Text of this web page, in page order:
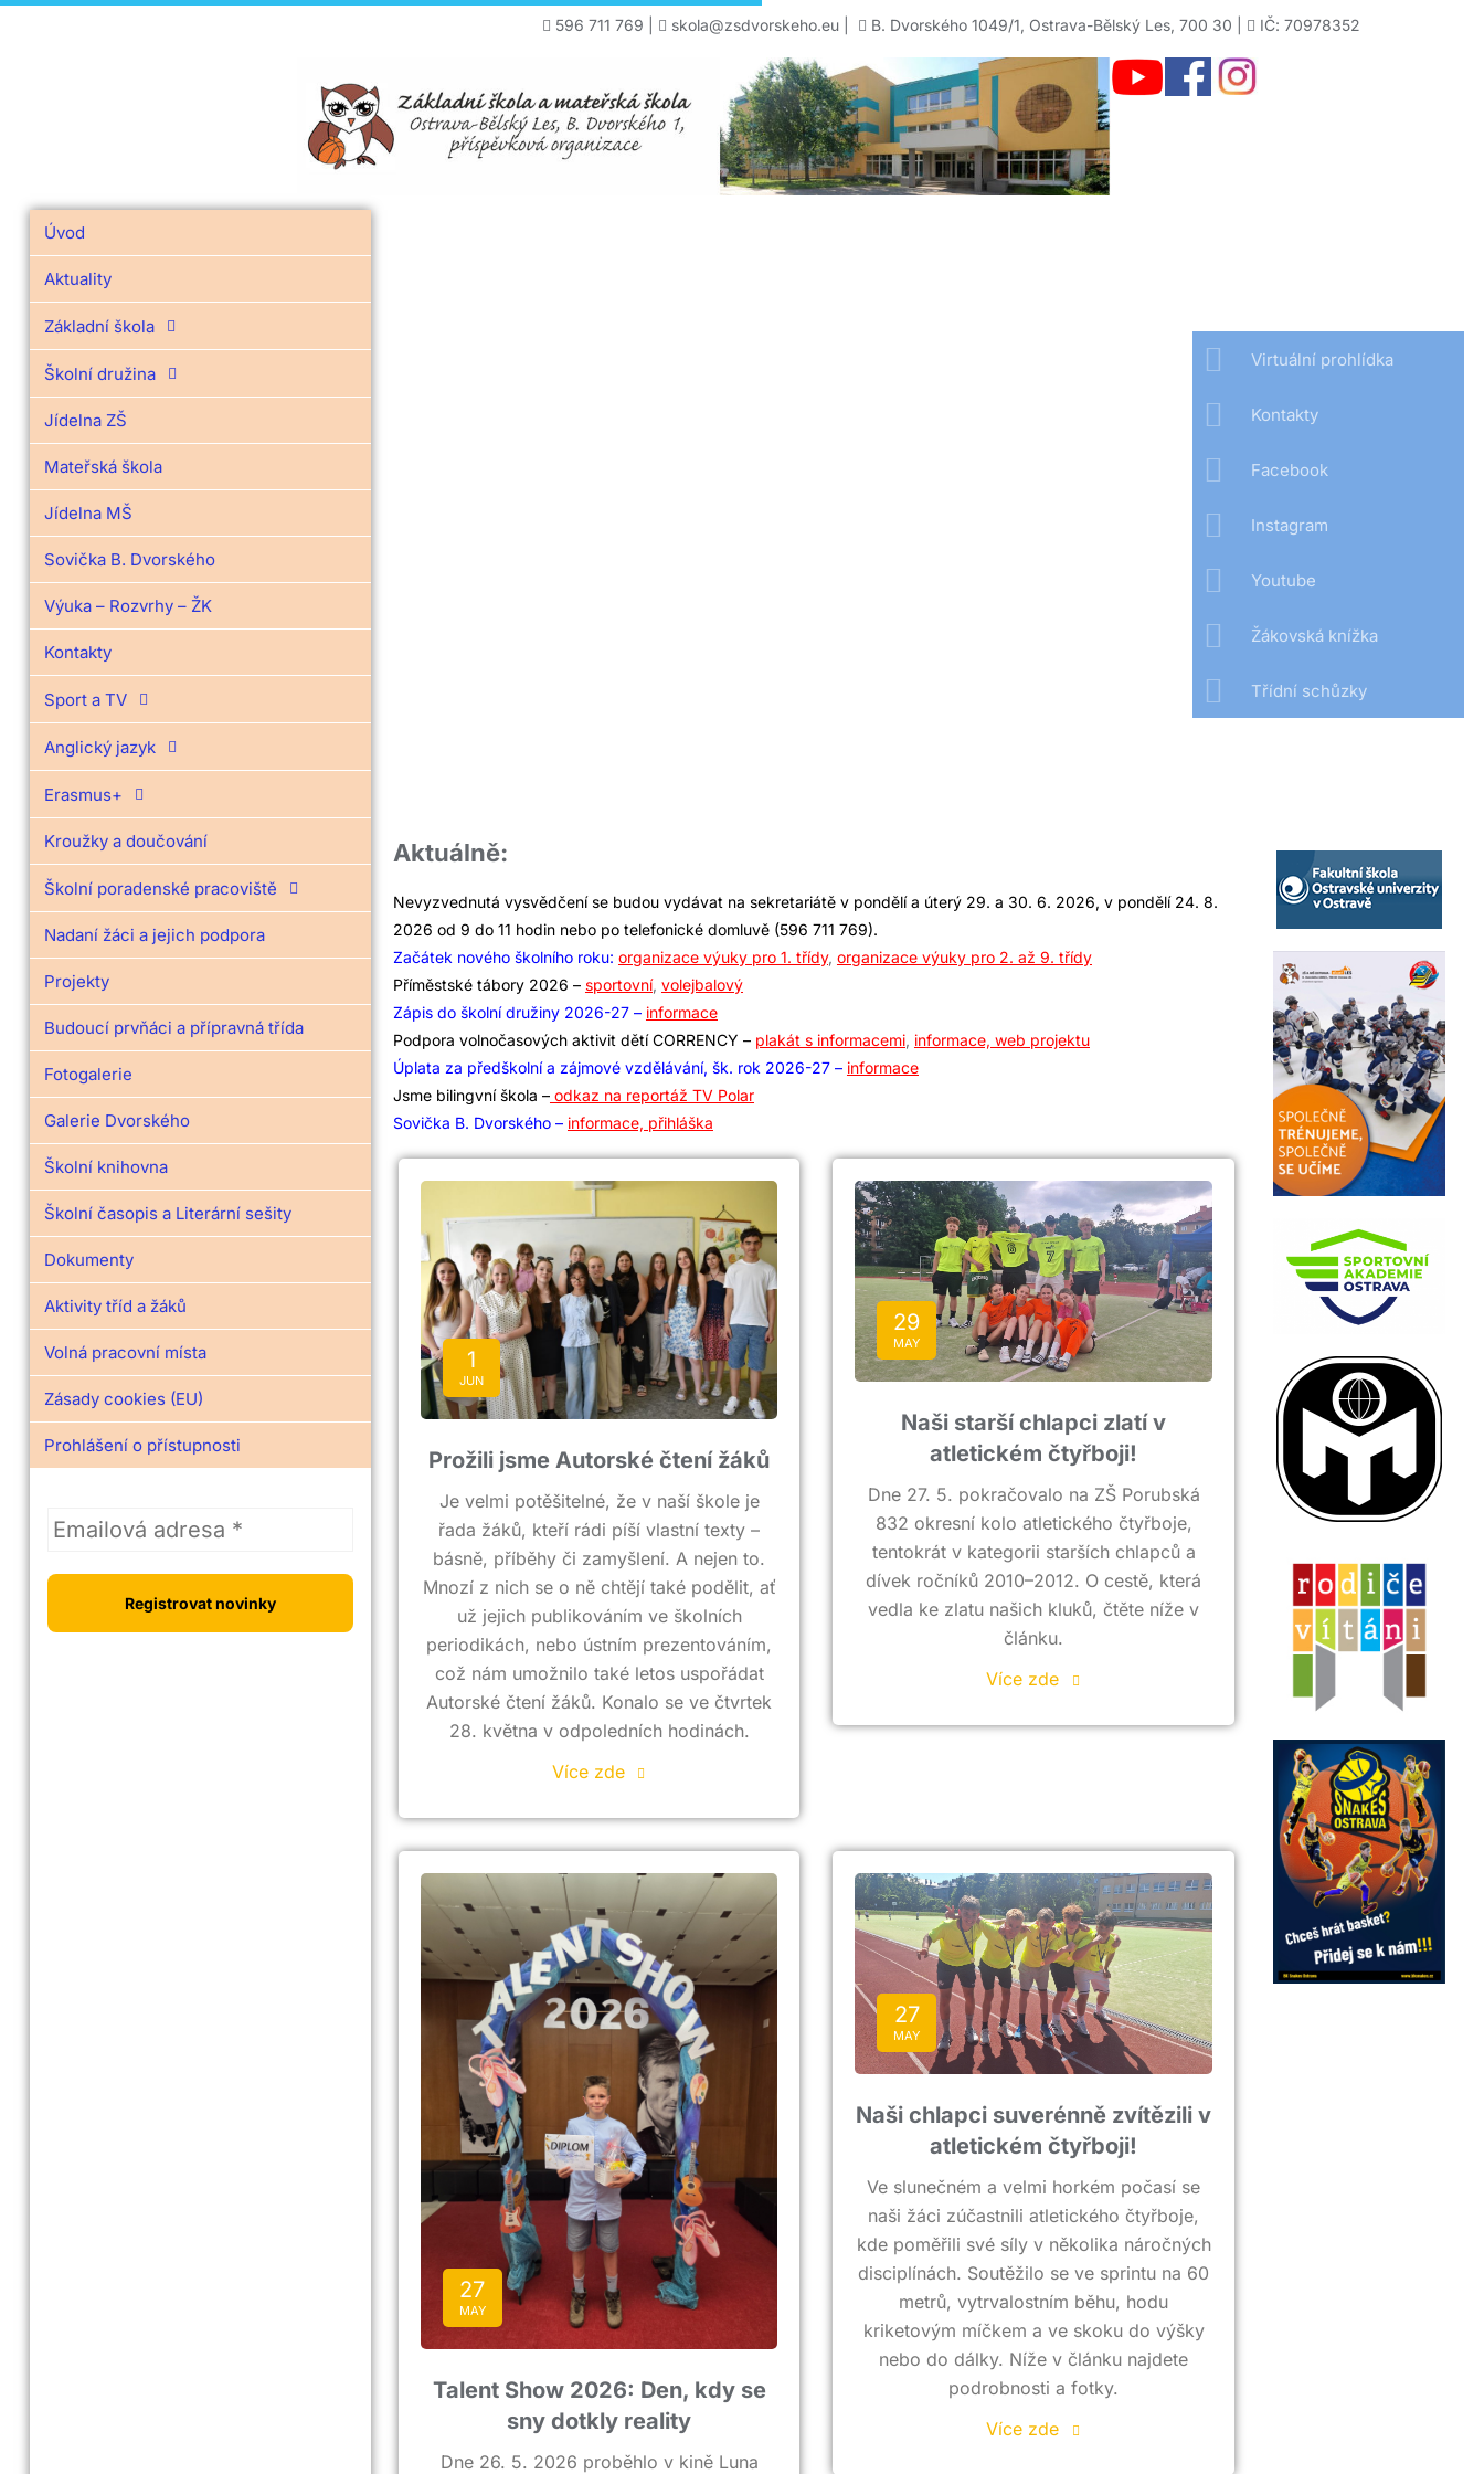
596 711 769 skola@zsdvorskeho.eu B. Dvorského 1049/1, Ostrava-Bělský Les, 700 30 | IČ: 70978352
Úvod
Aktuality
Základní škola
Školní družina
Jídelna ZŠ
Mateřská škola
Jídelna MŠ
Sovička B. Dvorského
Výuka – Rozvrhy – ŽK
Kontakty
Sport a TV
Anglický jazyk
Erasmus+
Kroužky a doučování
Školní poradenské pracoviště
Nadaní žáci a jejich podpora
Projekty
Budoucí prvňáci a přípravná třída
Fotogalerie
Galerie Dvorského
Školní knihovna
Školní časopis a Literární sešity
Dokumenty
Aktivity tříd a žáků
Volná pracovní místa
Zásady cookies (EU)
Prohlášení o přístupnosti
Virtuální prohlídka
Kontakty
Facebook
Instagram
Youtube
Žákovská knížka
Třídní schůzky
Aktuálně:
Nevyzvednutá vysvědčení se budou vydávat na sekretariátě v pondělí a úterý 29. a 30. 6. 2026, v pondělí 24. 8.
2026 od 9 do 11 hodin nebo po telefonické domluvě (596 711 769).
Začátek nového školního roku: organizace výuky pro 1. třídy, organizace výuky pro 2. až 9. třídy
Příměstské tábory 2026 – sportovní, volejbalový
Zápis do školní družiny 2026-27 – informace
Podpora volnočasových aktivit dětí CORRENCY – plakát s informacemi, informace, web projektu
Úplata za předškolní a zájmové vzdělávání, šk. rok 2026-27 – informace
Jsme bilingvní škola –odkaz na reportáž TV Polar
Sovička B. Dvorského – informace, přihláška
1
JUN
Prožili jsme Autorské čtení žáků
Je velmi potěšitelné, že v naší škole je
řada žáků, kteří rádi píší vlastní texty –
básně, příběhy či zamyšlení. A nejen to.
Mnozí z nich se o ně chtějí také podělit, ať
už jejich publikováním ve školních
periodikách, nebo ústním prezentováním,
což nám umožnilo také letos uspořádat
Autorské čtení žáků. Konalo se ve čtvrtek
28. května v odpoledních hodinách.
Více zde
29
MAY
Naši starší chlapci zlatí v
atletickém čtyřboji!
Dne 27. 5. pokračovalo na ZŠ Porubská
832 okresní kolo atletického čtyřboje,
tentokrát v kategorii starších chlapců a
dívek ročníků 2010–2012. O cestě, která
vedla ke zlatu našich kluků, čtěte níže v
článku.
Více zde
27
MAY
Talent Show 2026: Den, kdy se
sny dotkly reality
Dne 26. 5. 2026 proběhlo v kině Luna
27
MAY
Naši chlapci suverénně zvítězili v
atletickém čtyřboji!
Ve slunečném a velmi horkém počasí se
naši žáci zúčastnili atletického čtyřboje,
kde poměřili své síly v několika náročných
disciplínách. Soutěžilo se ve sprintu na 60
metrů, vytrvalostním běhu, hodu
kriketovým míčkem a ve skoku do výšky
nebo do dálky. Níže v článku najdete
podrobnosti a fotky.
Více zde